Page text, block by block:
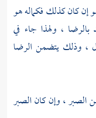
إن كان كذلك فكماله هو
، ولهذا جاء في
، وذلك يتضمن الرضا
الصبر ، وإن كان الصبر